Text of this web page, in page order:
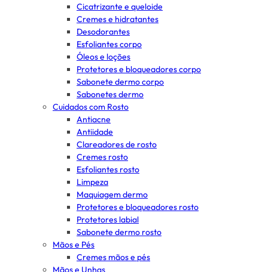
Cicatrizante e queloide
Cremes e hidratantes
Desodorantes
Esfoliantes corpo
Óleos e loções
Protetores e bloqueadores corpo
Sabonete dermo corpo
Sabonetes dermo
Cuidados com Rosto
Antiacne
Antiidade
Clareadores de rosto
Cremes rosto
Esfoliantes rosto
Limpeza
Maquiagem dermo
Protetores e bloqueadores rosto
Protetores labial
Sabonete dermo rosto
Mãos e Pés
Cremes mãos e pés
Mãos e Unhas